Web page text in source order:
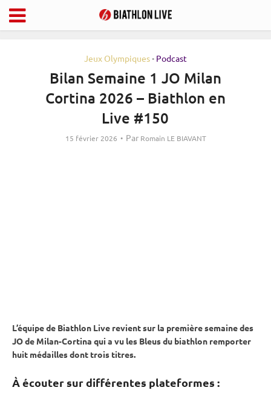
Jeux Olympiques• Podcast
Bilan Semaine 1 JO Milan
Cortina 2026 – Biathlon en
Live #150
15 février 2026 Par Romain LE BIAVANT
L’équipe de Biathlon Live revient sur la première semaine des
JO de Milan-Cortina qui a vu les Bleus du biathlon remporter
huit médailles dont trois titres.
À écouter sur différentes plateformes :